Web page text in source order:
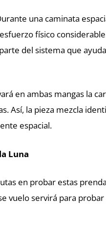
una caminata
físico
del sistema que
en ambas mangas la
Así, la pieza mezcla
espacial.
Luna
en probar estas
vuelo servirá para